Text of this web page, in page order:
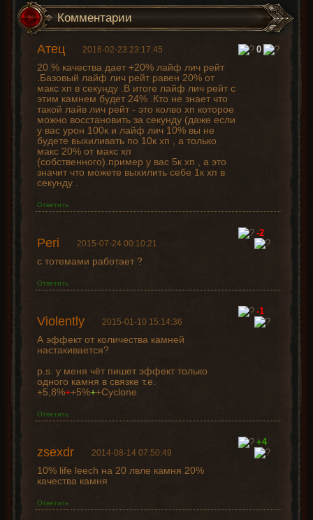
Комментарии
Атец 2016-02-23 23:17:45
20 % качества дает +20% лайф лич рейт
.Базовый лайф лич рейт равен 20% от
макс хп в секунду .В итоге лайф лич рейт с
этим камнем будет 24% .Кто не знает что
такой лайв лич рейт - это колво хп которое
можно восстановить за секунду (даже если
у вас урон 100к и лайф лич 10% вы не
будете выхиливать по 10к хп , а только
макс 20% от макс хп
(собственного).пример у вас 5к хп , а это
значит что можете выхилить себе 1к хп в
секунду .
Ответить
0
Peri 2015-07-24 00:10:21
с тотемами работает ?
Ответить
-2
Violently 2015-01-10 15:14:36
А эффект от количества камней
настакивается?
p.s. у меня чёт пишет эффект только
одного камня в связке т.е.
+5,8%++5%++Сyclone
Ответить
-1
zsexdr 2014-08-14 07:50:49
10% life leech на 20 лвле камня 20%
качества камня
Ответить
+4